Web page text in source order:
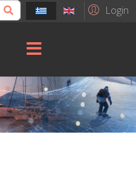
Login